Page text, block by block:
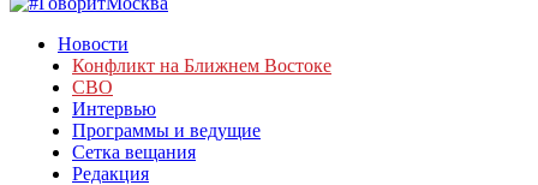
Новости
Конфликт на Ближнем Востоке
СВО
Интервью
Программы и ведущие
Сетка вещания
Редакция